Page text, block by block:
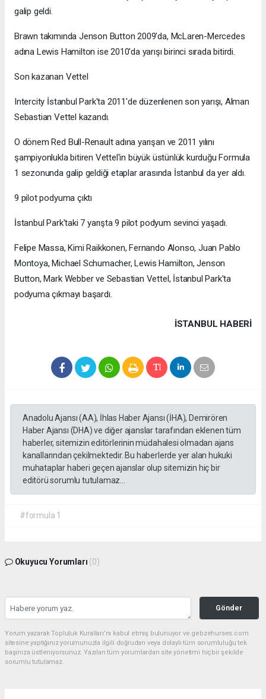
galip geldi.
Brawn takımında Jenson Button 2009'da, McLaren-Mercedes
adına Lewis Hamilton ise 2010'da yarışı birinci sırada bitirdi.
Son kazanan Vettel
Intercity İstanbul Park'ta 2011'de düzenlenen son yarışı, Alman
Sebastian Vettel kazandı.
O dönem Red Bull-Renault adına yarışan ve 2011 yılını
şampiyonlukla bitiren Vettel'in büyük üstünlük kurduğu Formula
1 sezonunda galip geldiği etaplar arasında İstanbul da yer aldı.
9 pilot podyuma çıktı
İstanbul Park'taki 7 yarışta 9 pilot podyum sevinci yaşadı.
Felipe Massa, Kimi Raikkonen, Fernando Alonso, Juan Pablo
Montoya, Michael Schumacher, Lewis Hamilton, Jenson
Button, Mark Webber ve Sebastian Vettel, İstanbul Park'ta
podyuma çıkmayı başardı.
İSTANBUL HABERİ
Anadolu Ajansı (AA), İhlas Haber Ajansı (İHA), Demirören
Haber Ajansı (DHA) ve diğer ajanslar tarafından eklenen tüm
haberler, sitemizin editörlerinin müdahalesi olmadan ajans
kanallarından çekilmektedir. Bu haberlerde yer alan hukuki
muhataplar haberi geçen ajanslar olup sitemizin hiç bir
editörü sorumlu tutulamaz...
#formula 1
Okuyucu Yorumları (0)
Gönder
Yorum yazarak Topluluk Kuralları’nı kabul etmiş bulunuyor ve gebzehurses.com
sitesine yaptığınız yorumunuzla ilgili doğrudan veya dolaylı tüm sorumluluğu tek
başınıza üstleniyorsunuz. Yazılan tüm yorumlardan site yönetimi hiçbir şekilde
sorumlu tutulamaz.